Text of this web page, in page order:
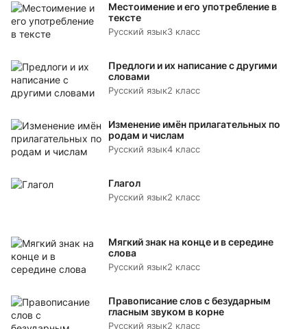
Местоимение и его употребление в
тексте
Русский язык3 класс
Предлоги и их написание с другими
словами
Русский язык2 класс
Изменение имён прилагательных по
родам и числам
Русский язык4 класс
Глагол
Русский язык2 класс
Мягкий знак на конце и в середине
слова
Русский язык2 класс
Правописание слов с безударным
гласным звуком в корне
Русский язык2 класс